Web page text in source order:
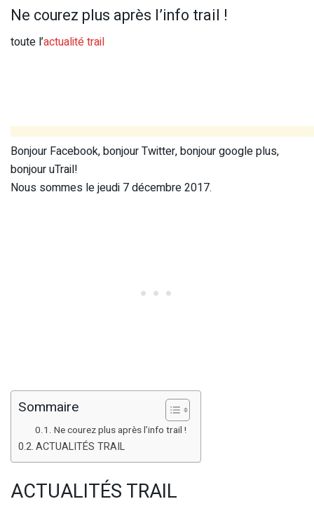
Ne courez plus après l’info trail !
toute l’actualité trail
Bonjour Facebook, bonjour Twitter, bonjour google plus,
bonjour uTrail!
Nous sommes le jeudi 7 décembre 2017.
Sommaire
Ne courez plus après l’info trail !
ACTUALITÉS TRAIL
ACTUALITÉS TRAIL